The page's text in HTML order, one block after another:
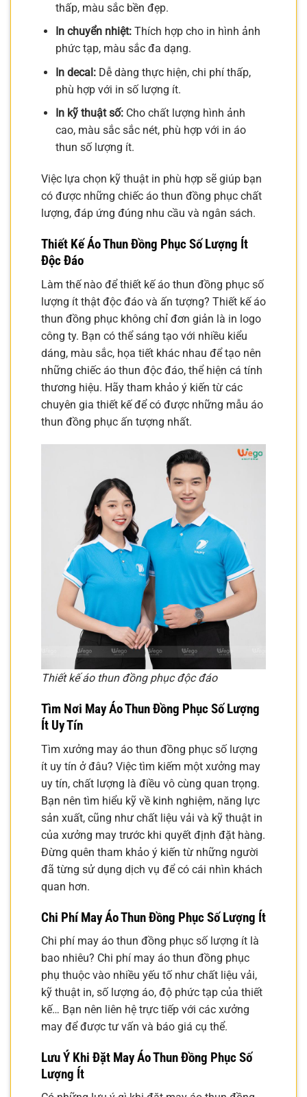
thấp, màu sắc bền đẹp.
In chuyển nhiệt:Thích hợp cho in hình ảnh
phức tạp, màu sắc đa dạng.
In decal:Dễ dàng thực hiện, chi phí thấp,
phù hợp với in số lượng ít.
In kỹ thuật số:Cho chất lượng hình ảnh
cao, màu sắc sắc nét, phù hợp với in áo
thun số lượng ít.
Việc lựa chọn kỹ thuật in phù hợp sẽ giúp bạn
có được những chiếc áo thun đồng phục chất
lượng, đáp ứng đúng nhu cầu và ngân sách.
Thiết Kế Áo Thun Đồng Phục Số Lượng Ít
Độc Đáo
Làm thế nào để thiết kế áo thun đồng phục số
lượng ít thật độc đáo và ấn tượng? Thiết kế áo
thun đồng phục không chỉ đơn giản là in logo
công ty. Bạn có thể sáng tạo với nhiều kiểu
dáng, màu sắc, họa tiết khác nhau để tạo nên
những chiếc áo thun độc đáo, thể hiện cá tính
thương hiệu. Hãy tham khảo ý kiến từ các
chuyên gia thiết kế để có được những mẫu áo
thun đồng phục ấn tượng nhất.
Thiết kế áo thun đồng phục độc đáo
Tìm Nơi May Áo Thun Đồng Phục Số Lượng
Ít Uy Tín
Tìm xưởng may áo thun đồng phục số lượng
ít uy tín ở đâu? Việc tìm kiếm một xưởng may
uy tín, chất lượng là điều vô cùng quan trọng.
Bạn nên tìm hiểu kỹ về kinh nghiệm, năng lực
sản xuất, cũng như chất liệu vải và kỹ thuật in
của xưởng may trước khi quyết định đặt hàng.
Đừng quên tham khảo ý kiến từ những người
đã từng sử dụng dịch vụ để có cái nhìn khách
quan hơn.
Chi Phí May Áo Thun Đồng Phục Số Lượng Ít
Chi phí may áo thun đồng phục số lượng ít là
bao nhiêu? Chi phí may áo thun đồng phục
phụ thuộc vào nhiều yếu tố như chất liệu vải,
kỹ thuật in, số lượng áo, độ phức tạp của thiết
kế… Bạn nên liên hệ trực tiếp với các xưởng
may để được tư vấn và báo giá cụ thể.
Lưu Ý Khi Đặt May Áo Thun Đồng Phục Số
Lượng Ít